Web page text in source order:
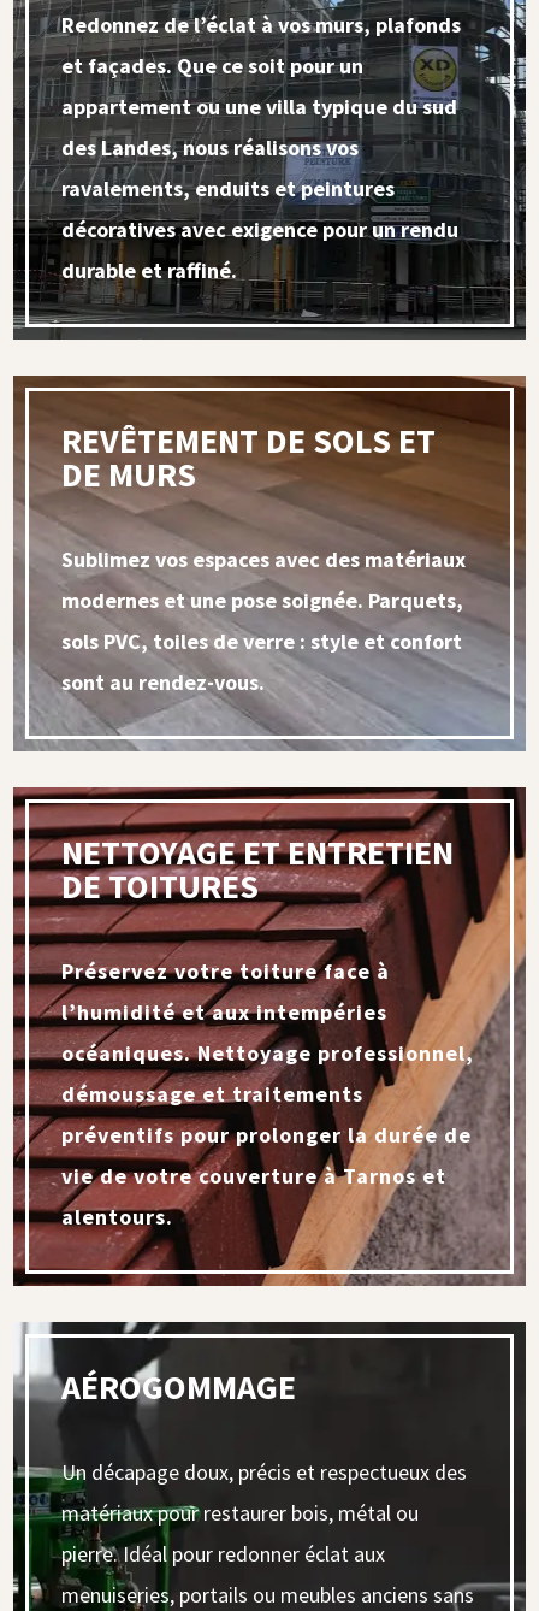
Redonnez de l’éclat à vos murs, plafonds
et façades. Que ce soit pour un
appartement ou une villa typique du sud
des Landes, nous réalisons vos
ravalements, enduits et peintures
décoratives avec exigence pour un rendu
durable et raffiné.
REVÊTEMENT DE SOLS ET
DE MURS
Sublimez vos espaces avec des matériaux
modernes et une pose soignée. Parquets,
sols PVC, toiles de verre : style et confort
sont au rendez-vous.
NETTOYAGE ET ENTRETIEN
DE TOITURES
Préservez votre toiture face à
l’humidité et aux intempéries
océaniques. Nettoyage professionnel,
démoussage et traitements
préventifs pour prolonger la durée de
vie de votre couverture à Tarnos et
alentours.
AÉROGOMMAGE
Un décapage doux, précis et respectueux des
matériaux pour restaurer bois, métal ou
pierre. Idéal pour redonner éclat aux
menuiseries, portails ou meubles anciens sans